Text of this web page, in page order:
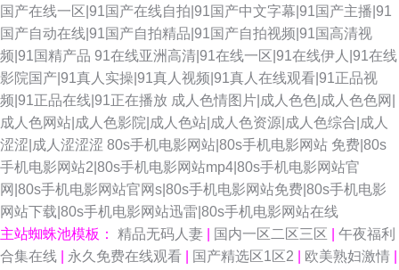
国产在线一区|91国产在线自拍|91国产中文字幕|91国产主播|91
国产自动在线|91国产自拍精品|91国产自拍视频|91国高清视
频|91国精产品 91在线亚洲高清|91在线一区|91在线伊人|91在线
影院国产|91真人实操|91真人视频|91真人在线观看|91正品视
频|91正品在线|91正在播放 成人色情图片|成人色色|成人色色网|
成人色网站|成人色影院|成人色站|成人色资源|成人色综合|成人
涩涩|成人涩涩涩 80s手机电影网站|80s手机电影网站 免费|80s
手机电影网站2|80s手机电影网站mp4|80s手机电影网站官
网|80s手机电影网站官网s|80s手机电影网站免费|80s手机电影
网站下载|80s手机电影网站迅雷|80s手机电影网站在线
主站蜘蛛池模板： 精品无码人妻 国内一区二区三区
午夜福利
合集在线
永久免费在线观看 国产精选区1区2 欧美熟妇激情